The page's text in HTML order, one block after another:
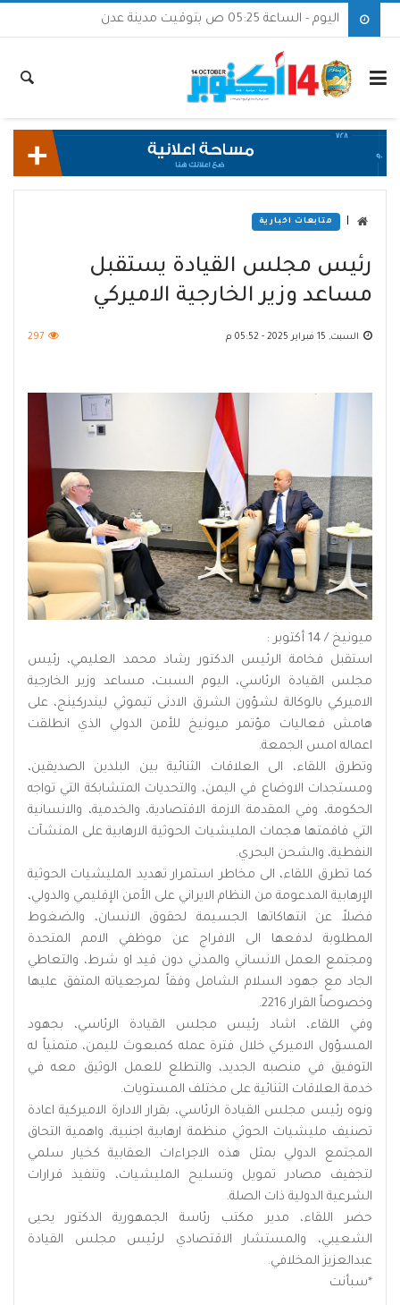
اليوم - الساعة 05:25 ص بتوقيت مدينة عدن
متابعات اخبارية
رئيس مجلس القيادة يستقبل
مساعد وزير الخارجية الاميركي
السبت, 15 فبراير 2025 - 05:52 م 297
ميونيخ / 14 أكتوبر :
استقبل فخامة الرئيس الدكتور رشاد محمد العليمي، رئيس
مجلس القيادة الرئاسي، اليوم السبت، مساعد وزير الخارجية
الاميركي بالوكالة لشؤون الشرق الادنى تيموثي ليندركينج، على
هامش فعاليات مؤتمر ميونيخ للأمن الدولي الذي انطلقت
اعماله امس الجمعة.
وتطرق اللقاء، الى العلاقات الثنائية بين البلدين الصديقين،
ومستجدات الاوضاع في اليمن، والتحديات المتشابكة التي تواجه
الحكومة، وفي المقدمة الازمة الاقتصادية، والخدمية، والانسانية
التي فاقمتها هجمات المليشيات الحوثية الارهابية على المنشآت
النفطية، والشحن البحري.
كما تطرق اللقاء، الى مخاطر استمرار تهديد المليشيات الحوثية
الإرهابية المدعومة من النظام الايراني على الأمن الإقليمي والدولي،
فضلاً عن انتهاكاتها الجسيمة لحقوق الانسان، والضغوط
المطلوبة لدفعها الى الافراج عن موظفي الامم المتحدة
ومجتمع العمل الانساني والمدني دون قيد او شرط، والتعاطي
الجاد مع جهود السلام الشامل وفقاً لمرجعياته المتفق عليها
وخصوصاً القرار 2216.
وفي اللقاء، اشاد رئيس مجلس القيادة الرئاسي، بجهود
المسؤول الاميركي خلال فترة عمله كمبعوث لليمن، متمنياً له
التوفيق في منصبه الجديد، والتطلع للعمل الوثيق معه في
خدمة العلاقات الثنائية على مختلف المستويات.
ونوه رئيس مجلس القيادة الرئاسي، بقرار الادارة الاميركية اعادة
تصنيف مليشيات الحوثي منظمة ارهابية اجنبية، واهمية التحاق
المجتمع الدولي بمثل هذه الاجراءات العقابية كخيار سلمي
لتجفيف مصادر تمويل وتسليح المليشيات، وتنفيذ قرارات
الشرعية الدولية ذات الصلة.
حضر اللقاء، مدير مكتب رئاسة الجمهورية الدكتور يحيى
الشعيبي، والمستشار الاقتصادي لرئيس مجلس القيادة
عبدالعزيز المخلافي.
*سبأنت